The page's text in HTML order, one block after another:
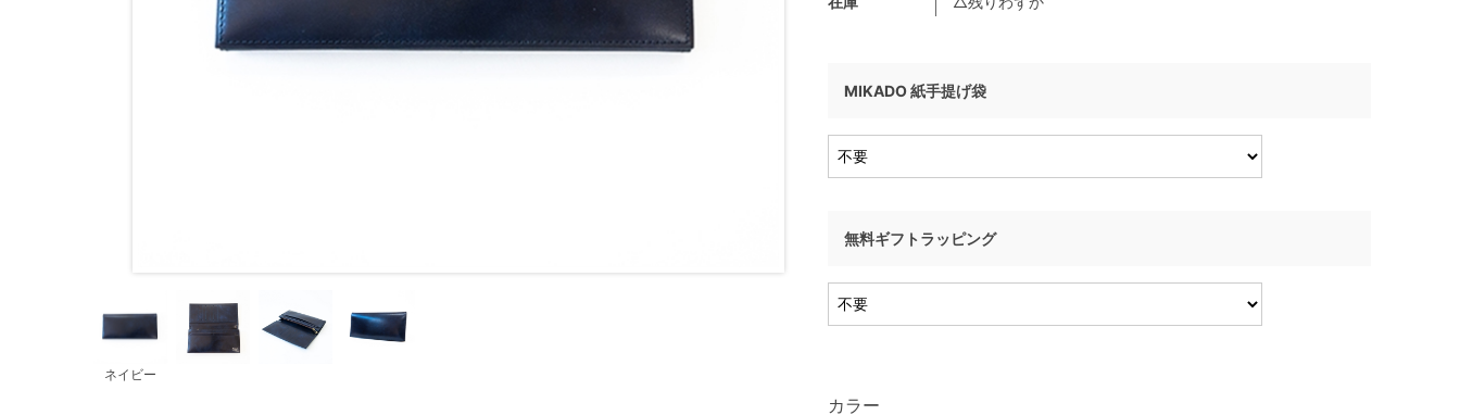
ネイビー
MIKADO 紙手提げ袋
無料ギフトラッピング
カラー